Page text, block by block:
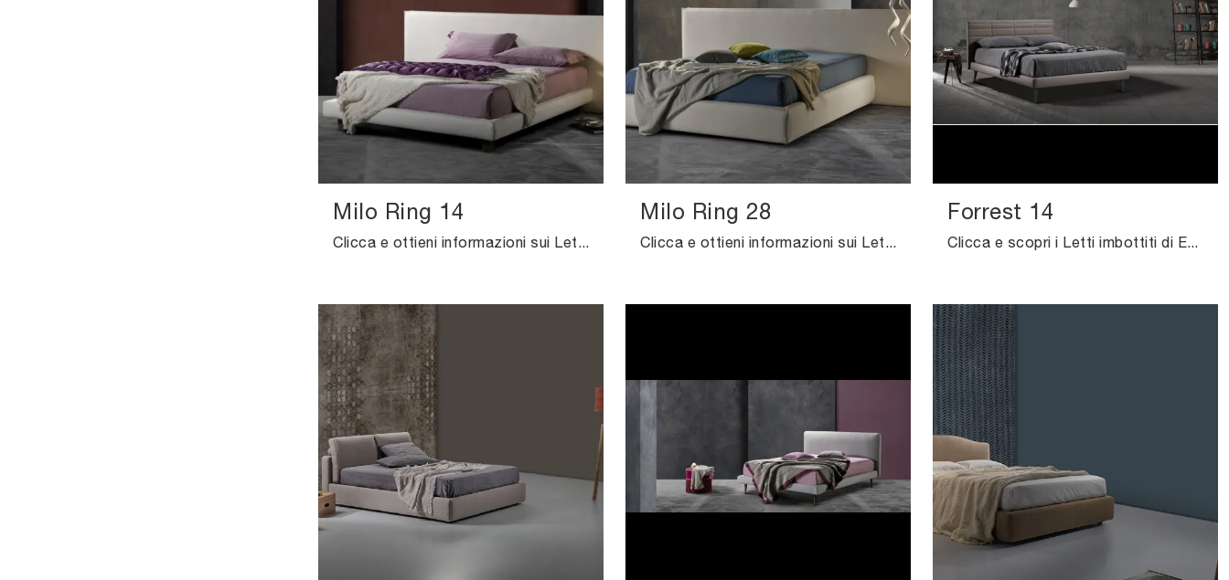
Milo Ring 14
Clicca e ottieni informazioni sui Letti imbottiti: se desideri modelli matrimoniali moderni, il modello Milo Ring 14 Excò fa per te.
Milo Ring 28
Clicca e ottieni informazioni sui Letti con contenitore: se desideri modelli matrimoniali moderni, il modello Milo Ring 28 Excò fa al caso tuo.
Forrest 14
Clicca e scopri i Letti imbottiti di Excò! Il modello Forrest 14 in ecopelle ti aspetta nelle versioni matrimoniali.